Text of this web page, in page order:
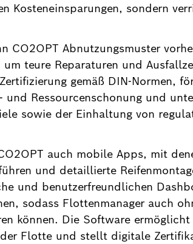
Kosteneinsparungen, sondern
CO2OPT Abnutzungsmuster
teure Reparaturen und
gemäß DIN-Normen,
und Ressourcenschonung und
sowie der Einhaltung von
auch mobile Apps, mit
und detaillierte
und benutzerfreundlichen
sodass Flottenmanager auch
können. Die Software
Flotte und stellt digitale